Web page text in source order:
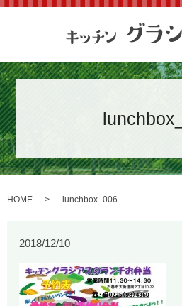
HOME lunchbox_006
2018/12/10